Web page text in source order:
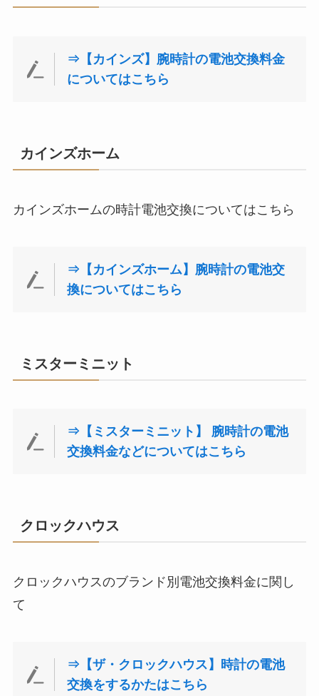
⇒【カインズ】腕時計の電池交換料金
についてはこちら
カインズホーム
カインズホームの時計電池交換についてはこちら
⇒【カインズホーム】腕時計の電池交
換についてはこちら
ミスターミニット
⇒【ミスターミニット】 腕時計の電池
交換料金などについてはこちら
クロックハウス
クロックハウスのブランド別電池交換料金に関し
て
⇒【ザ・クロックハウス】時計の電池
交換をするかたはこちら